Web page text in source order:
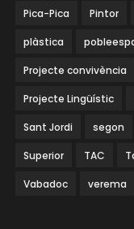
Pica-Pica Pintor
plàstica
Projecte convivència
Projecte Lingüístic
Sant Jordi segon
Superior TAC
Vabadoc verema